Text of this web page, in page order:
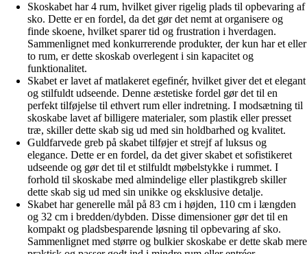
Skoskabet har 4 rum, hvilket giver rigelig plads til opbevaring af
sko. Dette er en fordel, da det gør det nemt at organisere og
finde skoene, hvilket sparer tid og frustration i hverdagen.
Sammenlignet med konkurrerende produkter, der kun har et eller
to rum, er dette skoskab overlegent i sin kapacitet og
funktionalitet.
Skabet er lavet af matlakeret egefinér, hvilket giver det et elegant
og stilfuldt udseende. Denne æstetiske fordel gør det til en
perfekt tilføjelse til ethvert rum eller indretning. I modsætning til
skoskabe lavet af billigere materialer, som plastik eller presset
træ, skiller dette skab sig ud med sin holdbarhed og kvalitet.
Guldfarvede greb på skabet tilføjer et strejf af luksus og
elegance. Dette er en fordel, da det giver skabet et sofistikeret
udseende og gør det til et stilfuldt møbelstykke i rummet. I
forhold til skoskabe med almindelige eller plastikgreb skiller
dette skab sig ud med sin unikke og eksklusive detalje.
Skabet har generelle mål på 83 cm i højden, 110 cm i længden
og 32 cm i bredden/dybden. Disse dimensioner gør det til en
kompakt og pladsbesparende løsning til opbevaring af sko.
Sammenlignet med større og bulkier skoskabe er dette skab mere